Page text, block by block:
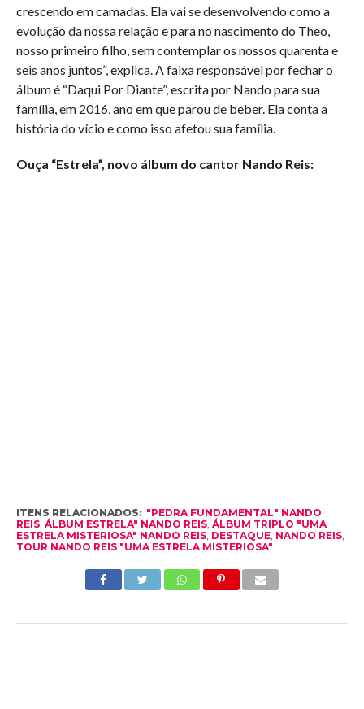
crescendo em camadas. Ela vai se desenvolvendo como a
evolução da nossa relação e para no nascimento do Theo,
nosso primeiro filho, sem contemplar os nossos quarenta e
seis anos juntos”, explica. A faixa responsável por fechar o
álbum é “Daqui Por Diante”, escrita por Nando para sua
família, em 2016, ano em que parou de beber. Ela conta a
história do vício e como isso afetou sua família.
Ouça “Estrela”, novo álbum do cantor Nando Reis:
ITENS RELACIONADOS: "PEDRA FUNDAMENTAL" NANDO
REIS, ÁLBUM ESTRELA" NANDO REIS, ÁLBUM TRIPLO "UMA
ESTRELA MISTERIOSA" NANDO REIS, DESTAQUE, NANDO REIS,
TOUR NANDO REIS "UMA ESTRELA MISTERIOSA"